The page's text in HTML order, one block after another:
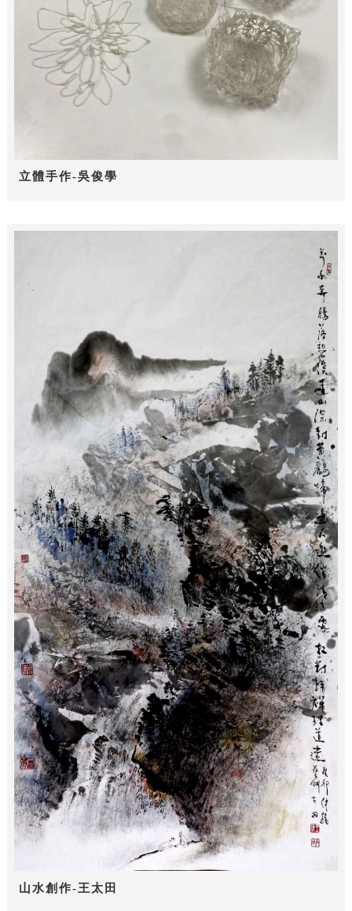
立體手作-吳俊學
山水創作-王太田